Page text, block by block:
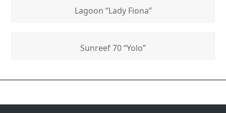
Lagoon “Lady Fiona”
Sunreef 70 “Yolo”